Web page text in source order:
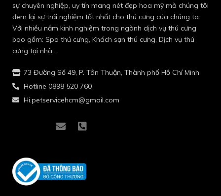
sự chuyên nghiệp, uy tín mang nét đẹp hoa mỹ mà chúng tôi
đem lại sự trải nghiệm tốt nhất cho thú cưng của chúng ta.
Với nhiều năm kinh nghiệm trong ngành dịch vụ thú cưng
bao gồm: Spa thú cưng, Khách sạn thú cưng, Dịch vụ thú
cưng tại nhà,…
73 Đường Số 49, P. Tân Thuận, Thành phố Hồ Chí Minh
Hotline 0898 520 760
Hi.petservicehcm@gmail.com
-
f
a
c
i
n
n
o
p
h
-
s